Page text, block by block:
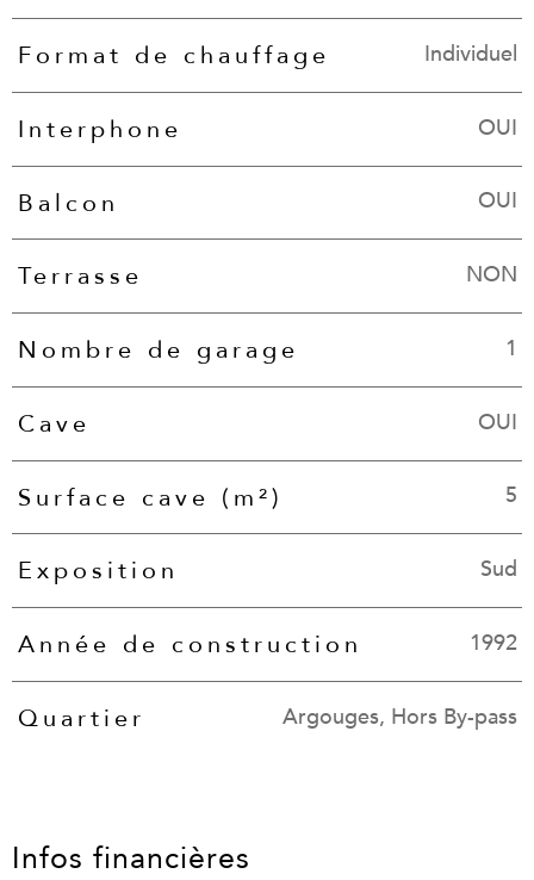
Format de chauffage Individuel
Interphone OUI
Balcon OUI
Terrasse NON
Nombre de garage 1
Cave OUI
Surface cave (m²) 5
Exposition Sud
Année de construction 1992
Quartier Argouges, Hors By-pass
Infos financières